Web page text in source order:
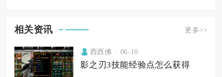
相关资讯 更多>>
西西佛 06-10
影之刃3技能经验点怎么获得